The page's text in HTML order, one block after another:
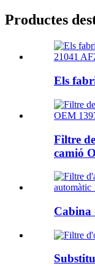
Productes
Els
Filtre
camió
Cabina